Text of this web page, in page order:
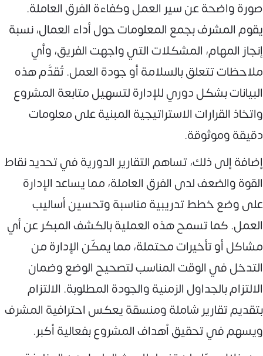
صورة واضحة عن سير العمل وكفاءة الفرق العاملة.
يقوم المشرف بجمع المعلومات حول أداء العمال، نسبة
إنجاز المهام، المشكلات التي واجهت الفريق، وأي
ملاحظات تتعلق بالسلامة أو جودة العمل. تُقدَّم هذه
البيانات بشكل دوري للإدارة لتسهيل متابعة المشروع
واتخاذ القرارات الاستراتيجية المبنية على معلومات
دقيقة وموثوقة.
إضافة إلى ذلك، تساهم التقارير الدورية في تحديد نقاط
القوة والضعف لدى الفرق العاملة، مما يساعد الإدارة
على وضع خطط تدريبية مناسبة وتحسين أساليب
العمل. كما تسمح هذه العملية بالكشف المبكر عن أي
مشاكل أو تأخيرات محتملة، مما يمكّن الإدارة من
التدخل في الوقت المناسب لتصحيح الوضع وضمان
الالتزام بالجداول الزمنية والجودة المطلوبة. الالتزام
بتقديم تقارير شاملة ومنسقة يعكس احترافية المشرف
ويسهم في تحقيق أهداف المشروع بفعالية أكبر.